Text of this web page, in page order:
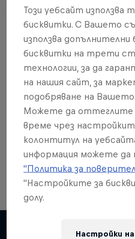
Още от
Skateboarding
Welcome to the Red Bull
Този уебсайт използва
бисквитки. С Вашето
използва допълнителни
бисквитки на трети
технологии, за да
на нашия сайт, за
подобряване на Вашето
Можете да оттеглите
време чрез
колонтитул на
информация можете
"Политика за
"Настройките за
долу.
Настройки